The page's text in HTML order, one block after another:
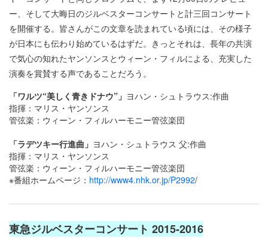
ー、そして大晦日のジルベスターコンサートと計三回コンサート
を開催する。皆さんがこの文章を読まれている頃には、その様子
が日本にも伝わり始めているはずだ。きっとそれは、長年の共演
で気心の知れたヤンソンスとウィーン・フィルによる、充実した
演奏を賞賛する声であることだろう。
「ワルツ“美しく青きドナウ”」 ヨハン・シュトラウス:作曲
指揮：マリス・ヤンソンス
管弦楽：ウィーン・フィルハーモニー管弦楽団
「ラデツキー行進曲」 ヨハン・シュトラウス 父:作曲
指揮：マリス・ヤンソンス
管弦楽：ウィーン・フィルハーモニー管弦楽団
※番組ホームページ： http://www4.nhk.or.jp/P2992/
東急ジルベスターコンサート 2015-2016